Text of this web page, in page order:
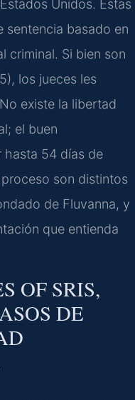
Unidos. Estas
sentencia basado en
criminal. Si bien son
los jueces les
existe la libertad
el buen
54 días de
son distintos
de Fluvanna, y
que entienda
OF SRIS,
DE